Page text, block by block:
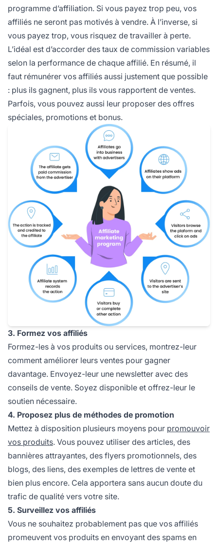
programme d’affiliation. Si vous payez trop peu, vos
affiliés ne seront pas motivés à vendre. À l’inverse, si
vous payez trop, vous risquez de travailler à perte.
L’idéal est d’accorder des taux de commission variables
selon la performance de chaque affilié. En résumé, il
faut rémunérer vos affiliés aussi justement que possible
: plus ils gagnent, plus ils vous rapportent de ventes.
Parfois, vous pouvez aussi leur proposer des offres
spéciales, promotions et bonus.
3. Formez vos affiliés
Formez-les à vos produits ou services, montrez-leur
comment améliorer leurs ventes pour gagner
davantage. Envoyez-leur une newsletter avec des
conseils de vente. Soyez disponible et offrez-leur le
soutien nécessaire.
4. Proposez plus de méthodes de promotion
Mettez à disposition plusieurs moyens pour promouvoir
vos produits. Vous pouvez utiliser des articles, des
bannières attrayantes, des flyers promotionnels, des
blogs, des liens, des exemples de lettres de vente et
bien plus encore. Cela apportera sans aucun doute du
trafic de qualité vers votre site.
5. Surveillez vos affiliés
Vous ne souhaitez probablement pas que vos affiliés
promeuvent vos produits en envoyant des spams en